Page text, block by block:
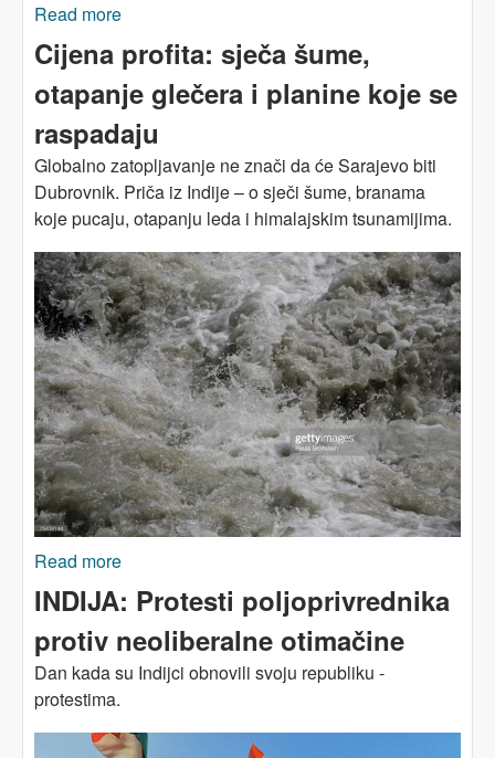
Read more
oružje masovnog uništenja.“
Cijena profita: sječa šume,
otapanje glečera i planine koje se
raspadaju
Globalno zatopljavanje ne znači da će Sarajevo biti
Dubrovnik. Priča iz Indije – o sječi šume, branama
koje pucaju, otapanju leda i himalajskim tsunamijima.
Read more
glečera i planine koje se raspadaju
INDIJA: Protesti poljoprivrednika
protiv neoliberalne otimačine
Dan kada su Indijci obnovili svoju republiku -
protestima.